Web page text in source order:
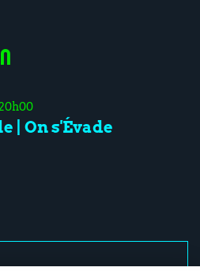
| On s'Évade